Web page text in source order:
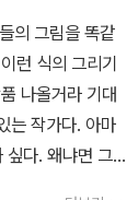
항하는 상징적
드는 소설이다.
. 그가 죽기 직전
밑줄 친 부분을
먼 멜빌은 빈센
처럼, 당시의 대
의 그림을 똑같
런 식의 그리기
나올거라 기대
는 작가다. 아마
싶다. 왜냐면 그